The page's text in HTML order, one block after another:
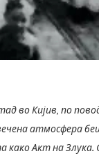
во Кијив, по
атмосфера
како Акт на